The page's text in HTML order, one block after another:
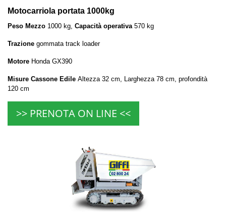
Motocarriola portata 1000kg
Peso Mezzo 1000 kg, Capacità operativa570 kg
Trazione gommata track loader
Motore Honda GX390
Misure Cassone Edile Altezza 32 cm, Larghezza 78 cm, profondità
120 cm
>> PRENOTA ON LINE <<